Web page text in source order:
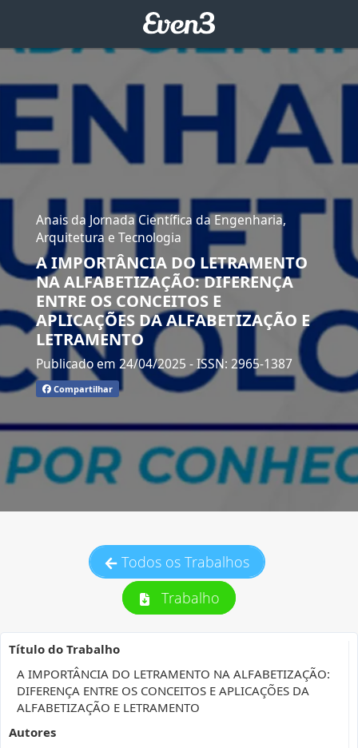
Anais da Jornada Científica da Engenharia,
Arquitetura e Tecnologia
A IMPORTÂNCIA DO LETRAMENTO
NA ALFABETIZAÇÃO: DIFERENÇA
ENTRE OS CONCEITOS E
APLICAÇÕES DA ALFABETIZAÇÃO E
LETRAMENTO
Publicado em 24/04/2025 - ISSN: 2965-1387
Compartilhar
Todos os Trabalhos
Trabalho
Título do Trabalho
A IMPORTÂNCIA DO LETRAMENTO NA ALFABETIZAÇÃO:
DIFERENÇA ENTRE OS CONCEITOS E APLICAÇÕES DA
ALFABETIZAÇÃO E LETRAMENTO
Autores